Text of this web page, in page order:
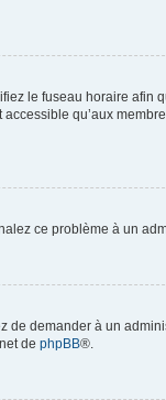
le fuseau horaire afin
qu’aux
ce problème à un
de demander à un
de phpBB®.